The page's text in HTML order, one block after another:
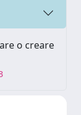
o creare